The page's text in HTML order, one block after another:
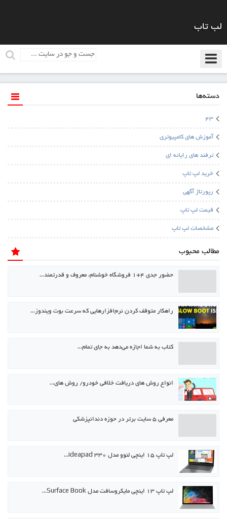
لب تاب
دسته‌ها
43
آموزش های کامپیوتری
ترفند های رایانه ای
خرید لپ تاپ
رپورتاژ آگهی
قیمت لپ تاپ
مشخصات لپ تاپ
مطالب محبوب
حضور جدی ۴+۱ فروشگاه خوشنام، معروف و قدرتمند…
راهکار متوقف کردن نرم‌افزارهایی که سرعت بوت ویندوز…
كتاب به شما اجازه می‌دهد به جای تمام…
انواع روش های دریافت خلافی خودرو/ روش های…
معرفی ۵ سایت برتر در حوزه دندانپزشکی
لپ تاپ ۱۵ اینچی لنوو مدل ideapad 330…
لپ تاپ ۱۳ اینچی مایکروسافت مدل Surface Book…